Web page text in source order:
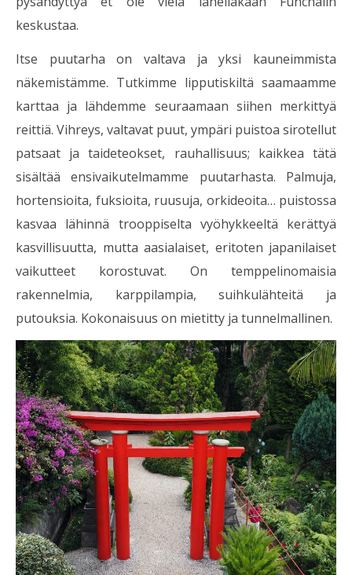
keskustaa.
Itse puutarha on valtava ja yksi kauneimmista
näkemistämme. Tutkimme lipputiskiltä saamaamme
karttaa ja lähdemme seuraamaan siihen merkittyä
reittiä. Vihreys, valtavat puut, ympäri puistoa sirotellut
patsaat ja taideteokset, rauhallisuus; kaikkea tätä
sisältää ensivaikutelmamme puutarhasta. Palmuja,
hortensioita, fuksioita, ruusuja, orkideoita… puistossa
kasvaa lähinnä trooppiselta vyöhykkeeltä kerättyä
kasvillisuutta, mutta aasialaiset, eritoten japanilaiset
vaikutteet korostuvat. On temppelinomaisia
rakennelmia, karppilampia, suihkulähteitä ja
putouksia. Kokonaisuus on mietitty ja tunnelmallinen.